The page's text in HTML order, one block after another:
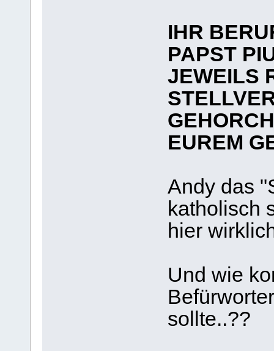
IHR
PAPST
JEWEILS
EUREM
Andy das
katholisch
hier
Und wie
sollte..??